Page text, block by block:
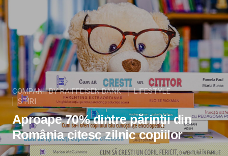
COMPANII BY RAIFFEISEN BANK
LIFESTYLE
STIRI
Aproape 70% dintre părinții din
România citesc zilnic copiilor